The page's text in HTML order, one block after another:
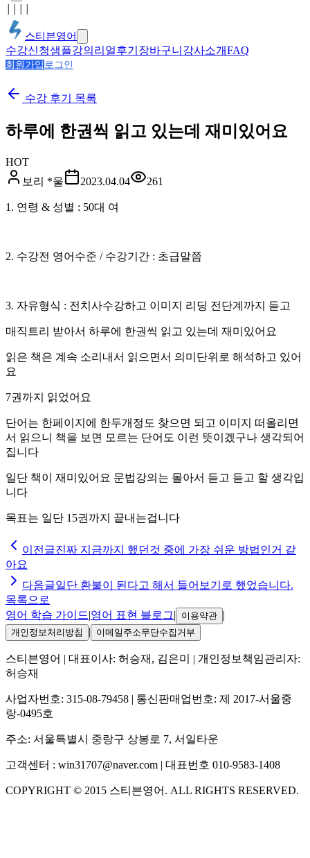
스티븐영어
수강신청샘플강의 리얼후기 장바구니 강사소개FAQ
회원가입 로그인
수강 후기 목록
하루에 한권씩 읽고 있는데 재미있어요
HOT
보리 *울
2023.04.04 261
1. 연령 & 성별 : 50대 여
2. 수강전 영어수준 / 수강기간 : 초급말쯤
3. 자유형식 : 전치사수강하고 이미지 리딩 전단계까지 듣고
매직트리 받아서 하루에 한권씩 읽고 있는데 재미있어요
읽은 책은 계속 소리내서 읽으면서 의미단위로 해석하고 있어
요
7권까지 읽었어요
단어는 한페이지에 한두개정도 찾으면 되고 이미지 떠올리면
서 읽으니 책을 보면 모르는 단어도 이런 뜻이겠구나 생각되어
집니다
일단 책이 재미있어요 문법강의는 몰아서 듣고 듣고 할 생각입
니다
목표는 일단 15권까지 끝내는겁니다
이전글진짜 지금까지 했던것 중에 가장 쉬운 방법인거 같
아요
다음글일단 환불이 된다고 해서 들어보기로 했었습니다.
목록으로
영어 학습 가이드|영어 표현 블로그| 이용약관 |
개인정보처리방침 | 이메일주소무단수집거부
스티븐영어 | 대표이사: 허승재, 김은미
| 개인정보책임관리자:
허승재
사업자번호: 315-08-79458 | 통신판매업번호: 제 2017-서울중
랑-0495호
주소: 서울특별시 중랑구 상봉로 7, 서일타운
고객센터 : win31707@naver.com | 대표번호 010-9583-1408
COPYRIGHT © 2015 스티븐영어 . ALL RIGHTS RESERVED.